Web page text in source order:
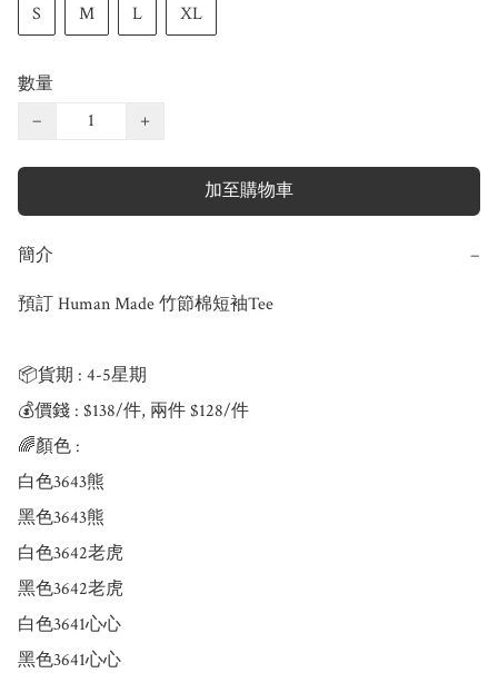
S
M L XL
數量
−
+
加至購物車
簡介 −
預訂 Human Made 竹節棉短袖Tee
📦貨期 : 4-5星期
💰價錢 : $138/件, 兩件 $128/件
🌈顏色 :
白色3643熊
黑色3643熊
白色3642老虎
黑色3642老虎
白色3641心心
黑色3641心心